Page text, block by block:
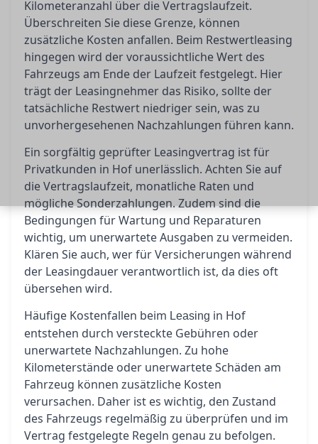
Kilometeranzahl über die Vertragslaufzeit.
Überschreiten Sie diese Grenze, können
zusätzliche Kosten anfallen. Beim Restwertleasing
hingegen wird der voraussichtliche Wert des
Fahrzeugs am Ende der Laufzeit festgelegt. Hier
trägt der Leasingnehmer das Risiko, sollte der
tatsächliche Restwert niedriger sein, was zu
unvorhergesehenen Nachzahlungen führen kann.
Ein sorgfältig geprüfter Leasingvertrag ist für
Privatkunden in Hof unerlässlich. Achten Sie auf
die Vertragslaufzeit, monatliche Raten und
mögliche Sonderzahlungen. Zudem sind die
Bedingungen für Wartung und Reparaturen
wichtig, um unerwartete Ausgaben zu vermeiden.
Klären Sie auch, wer für Versicherungen während
der Leasingdauer verantwortlich ist, da dies oft
übersehen wird.
Häufige Kostenfallen beim Leasing in Hof
entstehen durch versteckte Gebühren oder
unerwartete Nachzahlungen. Zu hohe
Kilometerstände oder unerwartete Schäden am
Fahrzeug können zusätzliche Kosten
verursachen. Daher ist es wichtig, den Zustand
des Fahrzeugs regelmäßig zu überprüfen und im
Vertrag festgelegte Regeln genau zu befolgen.